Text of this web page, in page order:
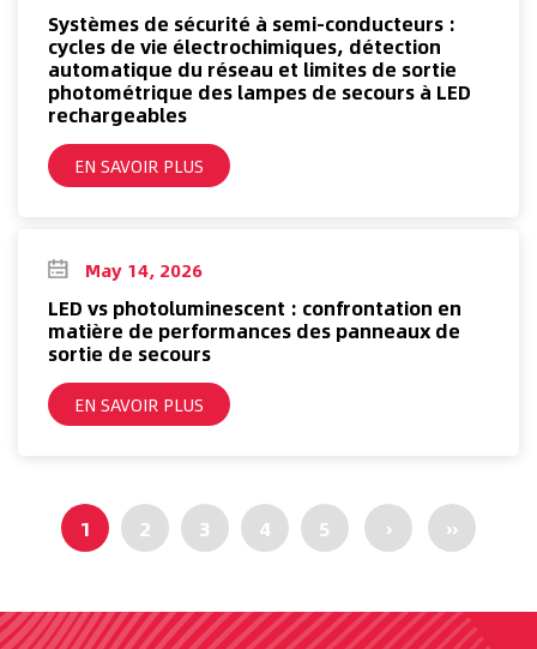
Systèmes de sécurité à semi-conducteurs :
cycles de vie électrochimiques, détection
automatique du réseau et limites de sortie
photométrique des lampes de secours à LED
rechargeables
EN SAVOIR PLUS
May 14, 2026
LED vs photoluminescent : confrontation en
matière de performances des panneaux de
sortie de secours
EN SAVOIR PLUS
1 2 3 4 5 › ››